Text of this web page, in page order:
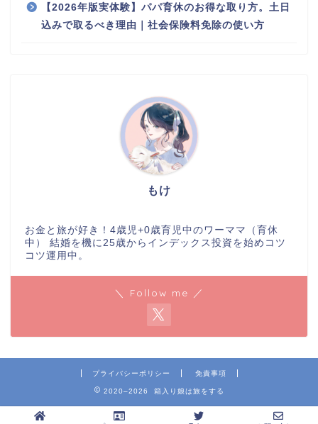
【2026年版実体験】パパ育休のお得な取り方。土日
込みで取るべき理由｜社会保険料免除の使い方
もけ
お金と旅が好き！4歳児+0歳育児中のワーママ（育休
中） 結婚を機に25歳からインデックス投資を始めコツ
コツ運用中。
＼ Follow me ／
プライバシーポリシー 免責事項
2020–2026 箱入り娘は旅をする